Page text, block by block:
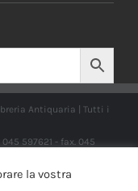
Antiquaria | Tutti i
045 597621 - fax. 045
la vostra